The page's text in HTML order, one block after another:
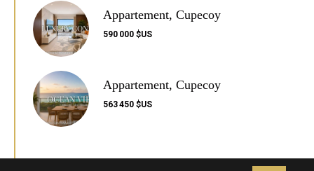
Appartement, Cupecoy
590 000 $US
Appartement, Cupecoy
563 450 $US